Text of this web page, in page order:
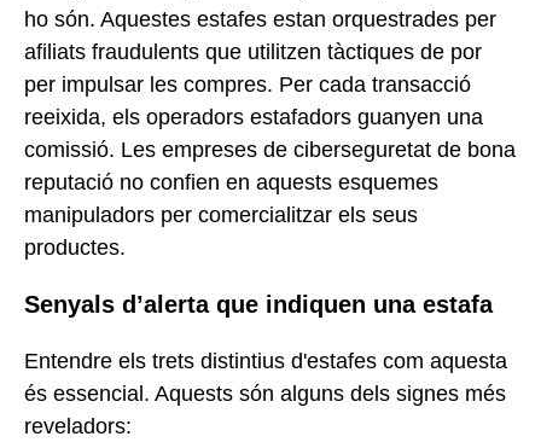
ho són. Aquestes estafes estan orquestrades per
afiliats fraudulents que utilitzen tàctiques de por
per impulsar les compres. Per cada transacció
reeixida, els operadors estafadors guanyen una
comissió. Les empreses de ciberseguretat de bona
reputació no confien en aquests esquemes
manipuladors per comercialitzar els seus
productes.
Senyals d’alerta que indiquen una estafa
Entendre els trets distintius d'estafes com aquesta
és essencial. Aquests són alguns dels signes més
reveladors: